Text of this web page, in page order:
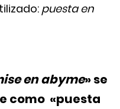
puesta en
en abyme» se
como «puesta